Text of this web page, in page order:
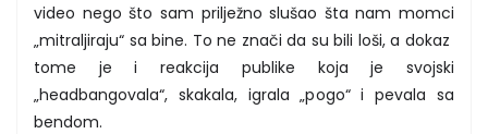
video nego što sam prilježno slušao šta nam momci
„mitraljiraju“ sa bine. To ne znači da su bili loši, a dokaz
tome je i reakcija publike koja je svojski
„headbangovala“, skakala, igrala „pogo“ i pevala sa
bendom.